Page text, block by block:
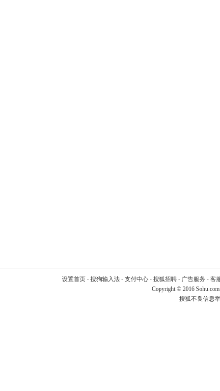
设置首页- 搜狗输入法- 支付中心- 搜狐招聘- 广告服务 - 客
Copyright © 2016
搜狐不良信息